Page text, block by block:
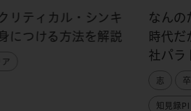
リティカル・シンキ
につける方法を解説
ア
なんの
時代だ
社パラ
志
知見録